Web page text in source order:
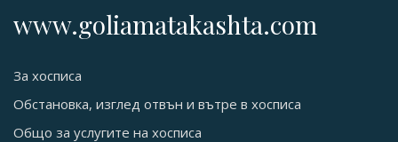
www.goliamatakashta.com
За хосписа
Обстановка, изглед отвън и вътре в хосписа
Общо за услугите на хосписа